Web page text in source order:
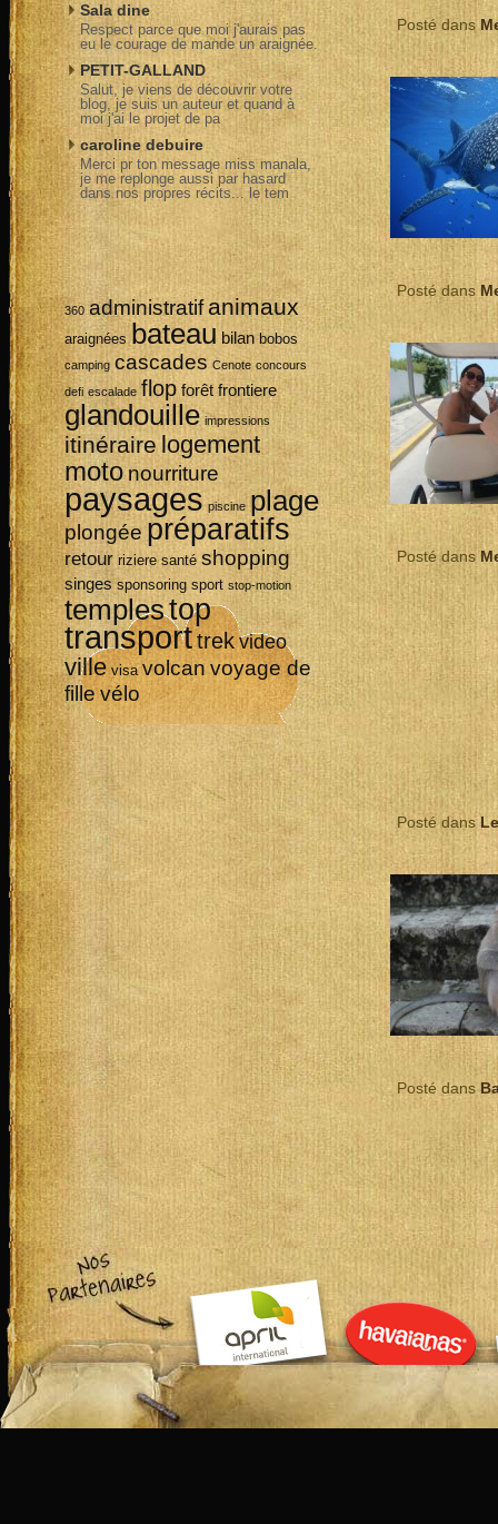
Posté dans
Posté dans
Posté dans
Posté dans
Posté dans
Sala dine
Respect parce que moi j'aurais pas
eu le courage de mande un araignée.
PETIT-GALLAND
Salut, je viens de découvrir votre
blog, je suis un auteur et quand à
moi j'ai le projet de pa
caroline debuire
Merci pr ton message miss manala,
je me replonge aussi par hasard
dans nos propres récits... le tem
360 administratifanimaux
araignées bateau bilan bobos
camping cascades Cenote concours
defi escalade flop forêt frontiere
glandouille impressions
itinéraire logement
moto nourriture
paysages piscine plage
plongée préparatifs
retour riziere santé shopping
singes sponsoring sport stop-motion
templestop
transporttrek video
ville visa volcanvoyage de
fillevélo